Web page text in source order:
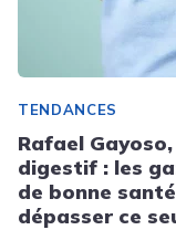
TENDANCES
Rafael
digestif : les
de bonne
dépasser ce